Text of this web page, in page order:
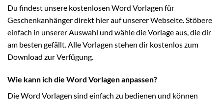
Du findest unsere kostenlosen Word Vorlagen für
Geschenkanhänger direkt hier auf unserer Webseite. Stöbere
einfach in unserer Auswahl und wähle die Vorlage aus, die dir
am besten gefällt. Alle Vorlagen stehen dir kostenlos zum
Download zur Verfügung.
Wie kann ich die Word Vorlagen anpassen?
Die Word Vorlagen sind einfach zu bedienen und können